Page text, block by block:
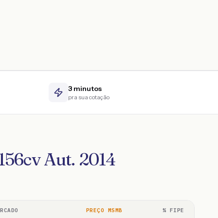
3 minutos
pra sua cotação
Aut. 2014
PREÇO MSMB % FIPE